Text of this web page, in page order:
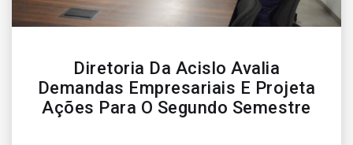
Diretoria Da Acislo Avalia
Demandas Empresariais E Projeta
Ações Para O Segundo Semestre